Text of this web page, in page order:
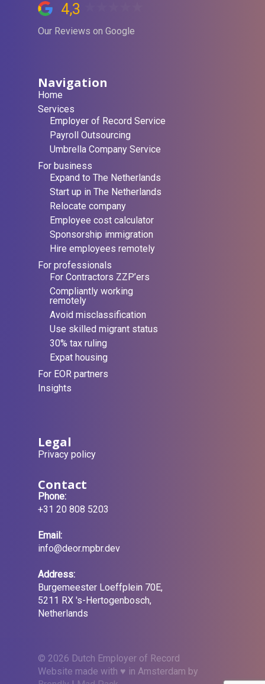
4,3
Our Reviews on Google
Navigation
Home
Services
Employer of Record Service
Payroll Outsourcing
Umbrella Company Service
For business
Expand to The Netherlands
Start up in The Netherlands
Relocate company
Employee cost calculator
Sponsorship immigration
Hire employees remotely
For professionals
For Contractors ZZP’ers
Compliantly working
remotely
Avoid misclassification
Use skilled migrant status
30% tax ruling
Expat housing
For EOR partners
Insights
Legal
Privacy policy
Contact
Phone:
+31 20 808 5203
Email:
info@deor.mpbr.dev
Address:
Burgemeester Loeffplein 70E,
5211 RX 's-Hertogenbosch,
Netherlands
© 2026 Dutch Employer of Record
Website made with ♥ in Amsterdam by